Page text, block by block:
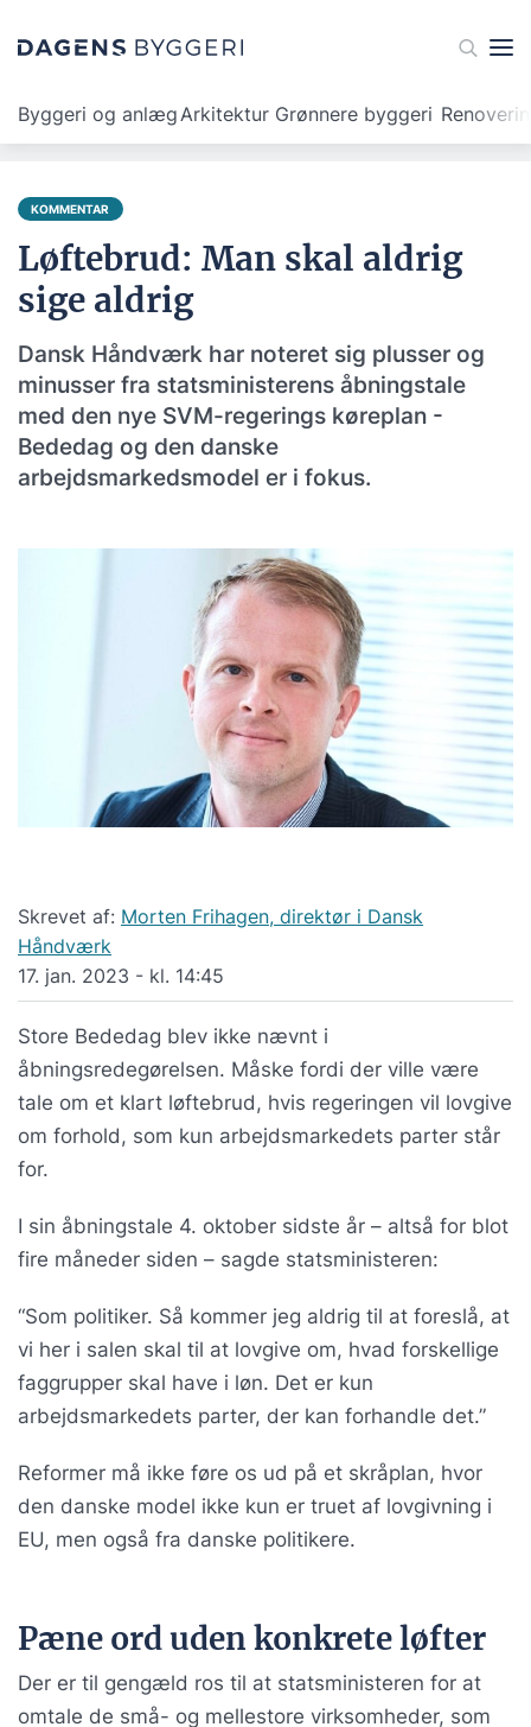
Byggeri og anlægArkitektur Grønnere byggeri
KOMMENTAR
Løftebrud: Man skal aldrig
sige aldrig
Dansk Håndværk har noteret sig plusser og
minusser fra statsministerens åbningstale
med den nye SVM-regerings køreplan -
Bededag og den danske
arbejdsmarkedsmodel er i fokus.
Skrevet af: Morten Frihagen, direktør i Dansk
Håndværk
17. jan. 2023 - kl. 14:45
Store Bededag blev ikke nævnt i
åbningsredegørelsen. Måske fordi der ville være
tale om et klart løftebrud, hvis regeringen vil lovgive
om forhold, som kun arbejdsmarkedets parter står
for.
I sin åbningstale 4. oktober sidste år – altså for blot
fire måneder siden – sagde statsministeren:
“Som politiker. Så kommer jeg aldrig til at foreslå, at
vi her i salen skal til at lovgive om, hvad forskellige
faggrupper skal have i løn. Det er kun
arbejdsmarkedets parter, der kan forhandle det.”
Reformer må ikke føre os ud på et skråplan, hvor
den danske model ikke kun er truet af lovgivning i
EU, men også fra danske politikere.
Pæne ord uden konkrete løfter
Der er til gengæld ros til at statsministeren for at
omtale de små- og mellestore virksomheder, som